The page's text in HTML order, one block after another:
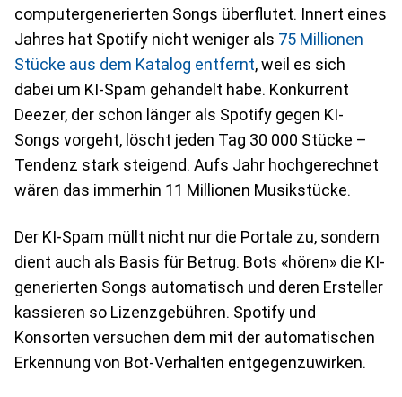
computergenerierten Songs überflutet. Innert eines
Jahres hat Spotify nicht weniger als 75 Millionen
Stücke aus dem Katalog entfernt, weil es sich
dabei um KI-Spam gehandelt habe. Konkurrent
Deezer, der schon länger als Spotify gegen KI-
Songs vorgeht, löscht jeden Tag 30 000 Stücke –
Tendenz stark steigend. Aufs Jahr hochgerechnet
wären das immerhin 11 Millionen Musikstücke.
Der KI-Spam müllt nicht nur die Portale zu, sondern
dient auch als Basis für Betrug. Bots «hören» die KI-
generierten Songs automatisch und deren Ersteller
kassieren so Lizenzgebühren. Spotify und
Konsorten versuchen dem mit der automatischen
Erkennung von Bot-Verhalten entgegenzuwirken.